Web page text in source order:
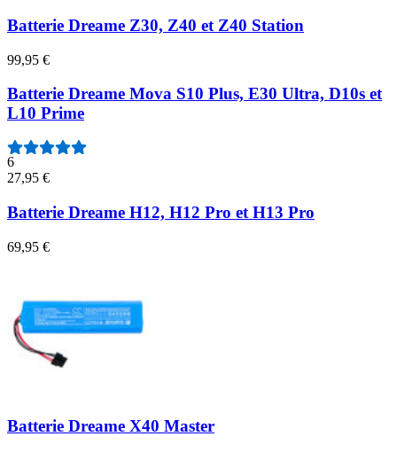
Batterie Dreame Z30, Z40 et Z40 Station
99,95 €
Batterie Dreame Mova S10 Plus, E30 Ultra, D10s et
L10 Prime
6
27,95 €
Batterie Dreame H12, H12 Pro et H13 Pro
69,95 €
Batterie Dreame X40 Master